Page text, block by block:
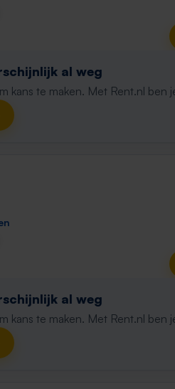
al weg
kans te maken. Met Rent.nl ben
al weg
kans te maken. Met Rent.nl ben